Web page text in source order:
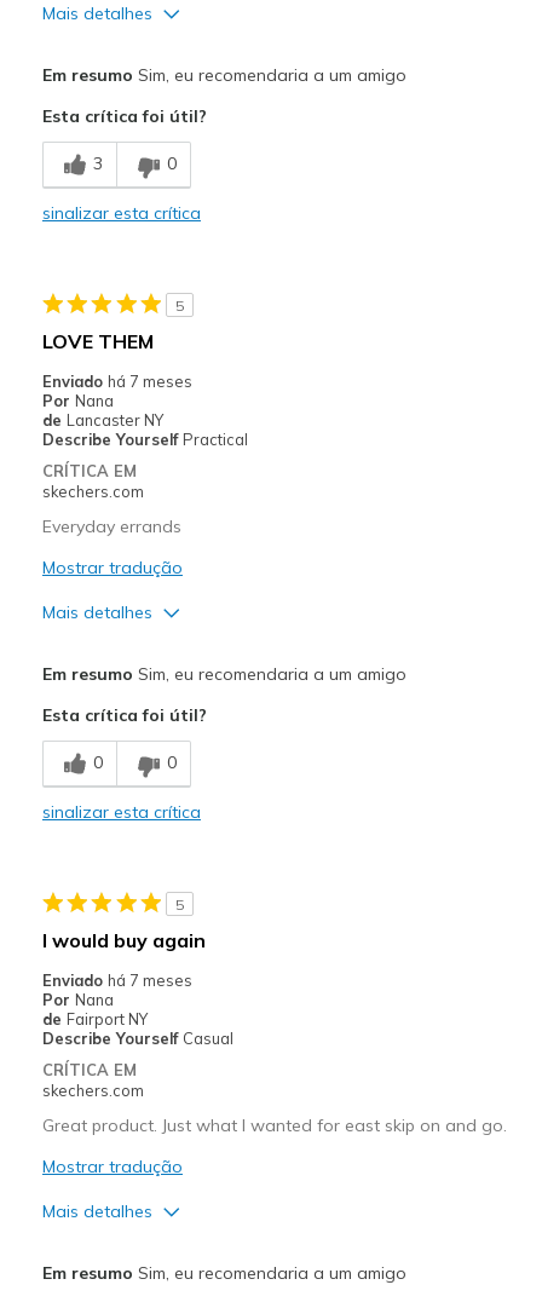
Mais detalhes
Breathe Well
Comfortable
Width
Sizing
Feels half size too big
View On Shoes
Em resumo Sim, eu recomendaria a um amigo
Esta crítica foi útil?
3 0
sinalizar esta crítica
5
LOVE THEM
Enviado há 7 meses
Por Nana
de Lancaster NY
Describe Yourself Practical
CRÍTICA EM
skechers.com
Everyday errands
Mostrar tradução
Mais detalhes
Comfortable
Durable
View On Shoes
Em resumo Sim, eu recomendaria a um amigo
Esta crítica foi útil?
0 0
sinalizar esta crítica
5
I would buy again
Enviado há 7 meses
Por Nana
de Fairport NY
Describe Yourself Casual
CRÍTICA EM
skechers.com
Great product. Just what I wanted for east skip on and go.
Mostrar tradução
Mais detalhes
Em resumo Sim, eu recomendaria a um amigo